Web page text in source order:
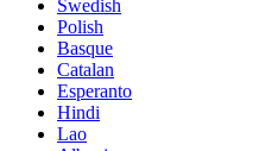
Swedish
Polish
Basque
Catalan
Esperanto
Hindi
Lao